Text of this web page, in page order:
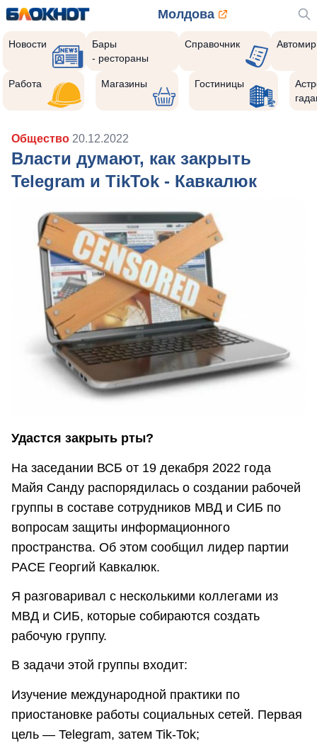
Молдова
Новости
Бары
- рестораны
Справочник Автомир
Работа Магазины Гостиницы
Общество 20.12.2022
Власти думают, как закрыть
Telegram и TikTok - Кавкалюк
Удастся закрыть рты?
На заседании ВСБ от 19 декабря 2022 года
Майя Санду распорядилась о создании рабочей
группы в составе сотрудников МВД и СИБ по
вопросам защиты информационного
пространства. Об этом сообщил лидер партии
PACE Георгий Кавкалюк.
Я разговаривал с несколькими коллегами из
МВД и СИБ, которые собираются создать
рабочую группу.
В задачи этой группы входит:
Изучение международной практики по
приостановке работы социальных сетей. Первая
цель — Telegram, затем Tik-Tok;